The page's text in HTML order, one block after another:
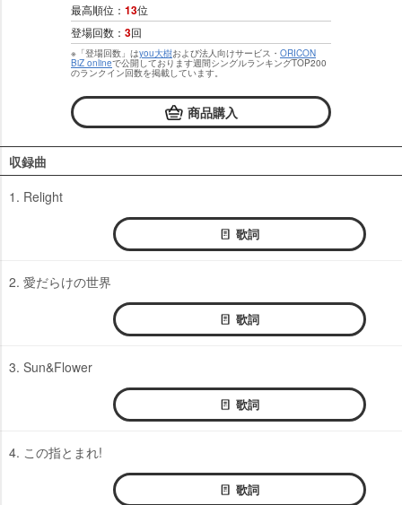
最高順位： 13位
登場回数： 3回
※「登場回数」はyou大樹および法人向けサービス・ ORICON
BiZ onlineで公開しております週間シングルランキングTOP200
のランクイン回数を掲載しています。
商品購入
収録曲
1. Relight
歌詞
2. 愛だらけの世界
歌詞
3. Sun&Flower
歌詞
4. この指とまれ!
歌詞